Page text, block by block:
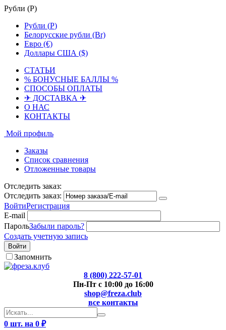
Рубли (Р)
Рубли (Р)
Белорусские рубли (Br)
Евро (€)
Доллары США ($)
СТАТЬИ
% БОНУСНЫЕ БАЛЛЫ %
СПОСОБЫ ОПЛАТЫ
✈ ДОСТАВКА ✈
О НАС
КОНТАКТЫ
Мой профиль
Заказы
Список сравнения
Отложенные товары
Отследить заказ:
Отследить заказ:
ВойтиРегистрация
E-mail
ПарольЗабыли пароль?
Создать учетную запись
Войти
Запомнить
8 (800) 222-57-01
Пн-Пт с 10:00 до 16:00
shop@freza.club
все контакты
0 шт. на 0 ₽